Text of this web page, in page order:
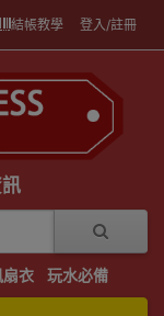
結帳教學 登入/註冊
扇衣 玩水必備